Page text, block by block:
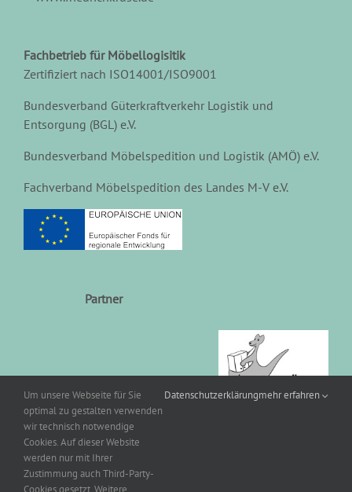
Fachbetrieb für Möbellogisitik
Zertifiziert nach ISO14001/ISO9001
Bundesverband Güterkraftverkehr Logistik und
Entsorgung (BGL) e.V.
Bundesverband Möbelspedition und Logistik (AMÖ) e.V.
Fachverband Möbelspedition des Landes M-V e.V.
Partner
Um unsere Webseite für Sie
optimal zu gestalten verwenden
wir technisch notwendige
Cookies. Auf dieser Website
werden nur mit Ihrer
Zustimmung auch Third-Party-
Cookies gesetzt. Weitere
Datenschutzerklärungmehr erfahren